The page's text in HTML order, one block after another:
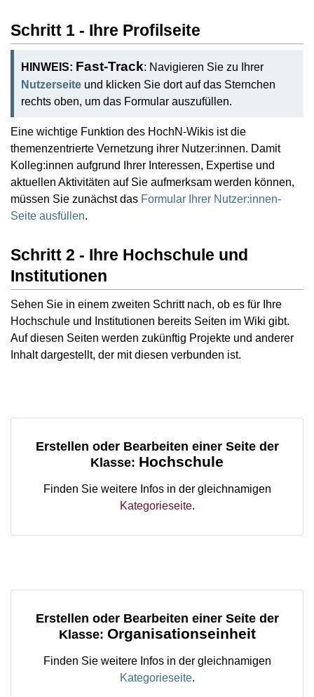
Schritt 1 - Ihre Profilseite
HINWEIS: Fast-Track: Navigieren Sie zu Ihrer
Nutzerseite und klicken Sie dort auf das Sternchen
rechts oben, um das Formular auszufüllen.
Eine wichtige Funktion des HochN-Wikis ist die
themenzentrierte Vernetzung ihrer Nutzer:innen. Damit
Kolleg:innen aufgrund Ihrer Interessen, Expertise und
aktuellen Aktivitäten auf Sie aufmerksam werden können,
müssen Sie zunächst das Formular Ihrer Nutzer:innen-
Seite ausfüllen.
Schritt 2 - Ihre Hochschule und
Institutionen
Sehen Sie in einem zweiten Schritt nach, ob es für Ihre
Hochschule und Institutionen bereits Seiten im Wiki gibt.
Auf diesen Seiten werden zukünftig Projekte und anderer
Inhalt dargestellt, der mit diesen verbunden ist.
Erstellen oder Bearbeiten einer Seite der
Klasse: Hochschule
Finden Sie weitere Infos in der gleichnamigen
Kategorieseite.
Erstellen oder Bearbeiten einer Seite der
Klasse: Organisationseinheit
Finden Sie weitere Infos in der gleichnamigen
Kategorieseite.